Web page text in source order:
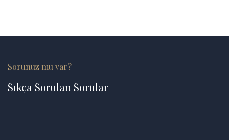
Sorunuz mu var?
Sıkça Sorulan Sorular